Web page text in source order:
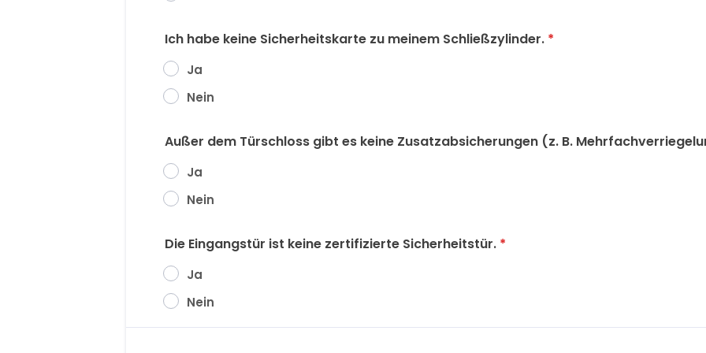
Ich habe keine Sicherheitskarte zu meinem Schließzylinder. *
Ja
Nein
Außer dem Türschloss gibt es keine Zusatzabsicherungen (z. B.
Ja
Nein
Die Eingangstür ist keine zertifizierte Sicherheitstür. *
Ja
Nein